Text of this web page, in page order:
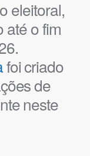
eleitoral,
até o fim
foi criado
de
neste